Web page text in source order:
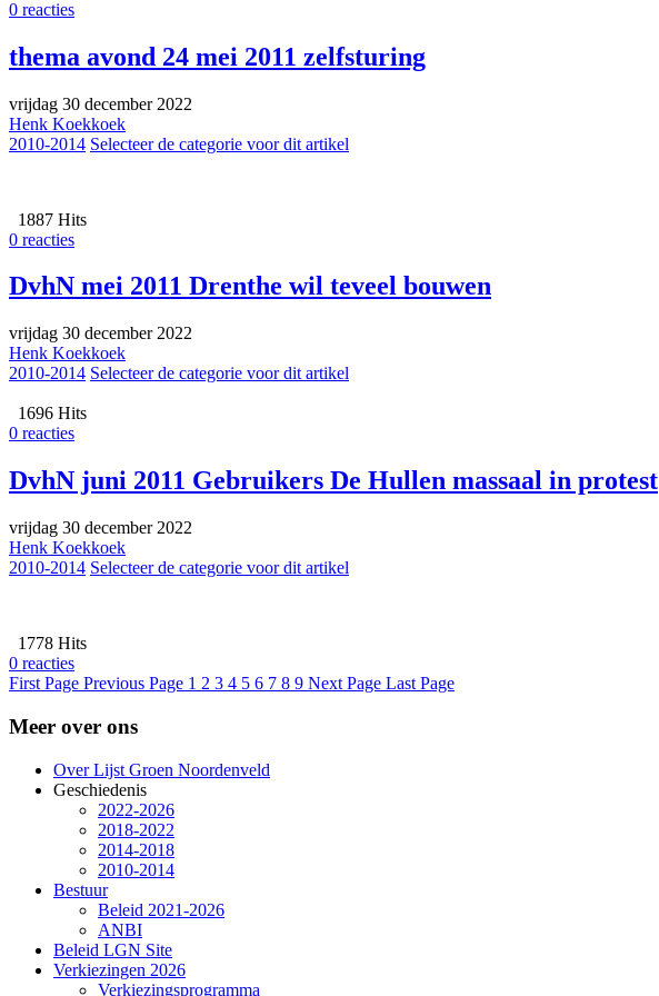
0 reacties
thema avond 24 mei 2011 zelfsturing
vrijdag 30 december 2022
Henk Koekkoek
2010-2014 Selecteer de categorie voor dit artikel
1887 Hits
0 reacties
DvhN mei 2011 Drenthe wil teveel bouwen
vrijdag 30 december 2022
Henk Koekkoek
2010-2014 Selecteer de categorie voor dit artikel
1696 Hits
0 reacties
DvhN juni 2011 Gebruikers De Hullen massaal in protest
vrijdag 30 december 2022
Henk Koekkoek
2010-2014 Selecteer de categorie voor dit artikel
1778 Hits
0 reacties
First Page Previous Page 1 2 3 4 5 6 7 8 9 Next Page Last Page
Meer over ons
Over Lijst Groen Noordenveld
Geschiedenis
2022-2026
2018-2022
2014-2018
2010-2014
Bestuur
Beleid 2021-2026
ANBI
Beleid LGN Site
Verkiezingen 2026
Verkiezingsprogramma